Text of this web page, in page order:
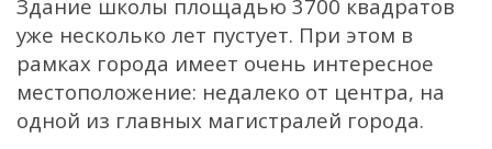
Здание школы площадью 3700 квадратов
уже несколько лет пустует. При этом в
рамках города имеет очень интересное
местоположение: недалеко от центра, на
одной из главных магистралей города.